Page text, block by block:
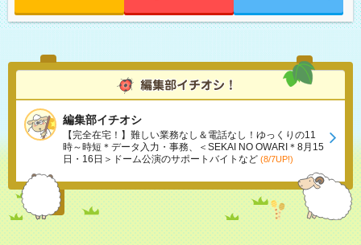
編集部イチオシ
【完全在宅！】難しい業務なし＆電話なし！ゆっくりの11
時～時短＊データ入力・事務、＜SEKAI NO OWARI＊8月15
日・16日＞ドーム公演のサポートバイトなど (8/7UP!)